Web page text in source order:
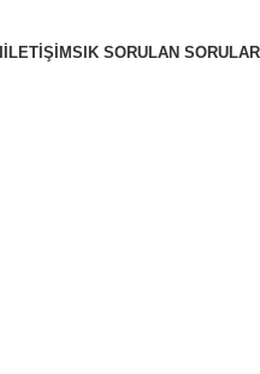
İLETIŞIMSIK SORULAN SORULAR